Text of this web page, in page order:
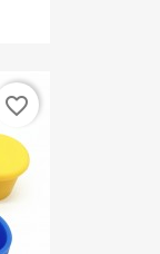
favorite_border